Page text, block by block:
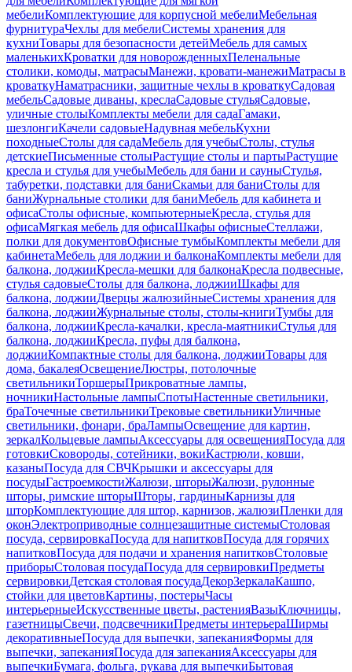
мебелиКомплектующие для корпусной мебелиМебельная
фурнитураЧехлы для мебелиСистемы хранения для
кухниТовары для безопасности детейМебель для самых
маленькихКроватки для новорожденныхПеленальные
столики, комоды, матрасыМанежи, кровати-манежиМатрасы в
кроваткуНаматрасники, защитные чехлы в кроваткуСадовая
мебельСадовые диваны, креслаСадовые стульяСадовые,
уличные столыКомплекты мебели для садаГамаки,
шезлонгиКачели садовыеНадувная мебельКухни
походныеСтолы для садаМебель для учебыСтолы, стулья
детскиеПисьменные столыРастущие столы и партыРастущие
кресла и стулья для учебыМебель для бани и сауныСтулья,
табуретки, подставки для баниСкамьи для баниСтолы для
баниЖурнальные столики для баниМебель для кабинета и
офисаСтолы офисные, компьютерныеКресла, стулья для
офисаМягкая мебель для офисаШкафы офисныеСтеллажи,
полки для документовОфисные тумбыКомплекты мебели для
кабинетаМебель для лоджии и балконаКомплекты мебели для
балкона, лоджииКресла-мешки для балконаКресла подвесные,
стулья садовыеСтолы для балкона, лоджииШкафы для
балкона, лоджииДверцы жалюзийныеСистемы хранения для
балкона, лоджииЖурнальные столы, столы-книгиТумбы для
балкона, лоджииКресла-качалки, кресла-маятникиСтулья для
балкона, лоджииКресла, пуфы для балкона,
лоджииКомпактные столы для балкона, лоджииТовары для
дома, бакалеяОсвещениеЛюстры, потолочные
светильникиТоршерыПрикроватные лампы,
ночникиНастольные лампыСпотыНастенные светильники,
браТочечные светильникиТрековые светильникиУличные
светильники, фонари, браЛампыОсвещение для картин,
зеркалКольцевые лампыАксессуары для освещенияПосуда для
готовкиСковороды, сотейники, вокиКастрюли, ковши,
казаныПосуда для СВЧКрышки и аксессуары для
посудыГастроемкостиЖалюзи, шторыЖалюзи, рулонные
шторы, римские шторыШторы, гардиныКарнизы для
шторКомплектующие для штор, карнизов, жалюзиПленки для
оконЭлектроприводные солнцезащитные системыСтоловая
посуда, сервировкаПосуда для напитковПосуда для горячих
напитковПосуда для подачи и хранения напитковСтоловые
приборыСтоловая посудаПосуда для сервировкиПредметы
сервировкиДетская столовая посудаДекорЗеркалаКашпо,
стойки для цветовКартины, постерыЧасы
интерьерныеИскусственные цветы, растенияВазыКлючницы,
газетницыСвечи, подсвечникиПредметы интерьераШирмы
декоративныеПосуда для выпечки, запеканияФормы для
выпечки, запеканияПосуда для запеканияАксессуары для
выпечкиБумага, фольга, рукава для выпечкиБытовая